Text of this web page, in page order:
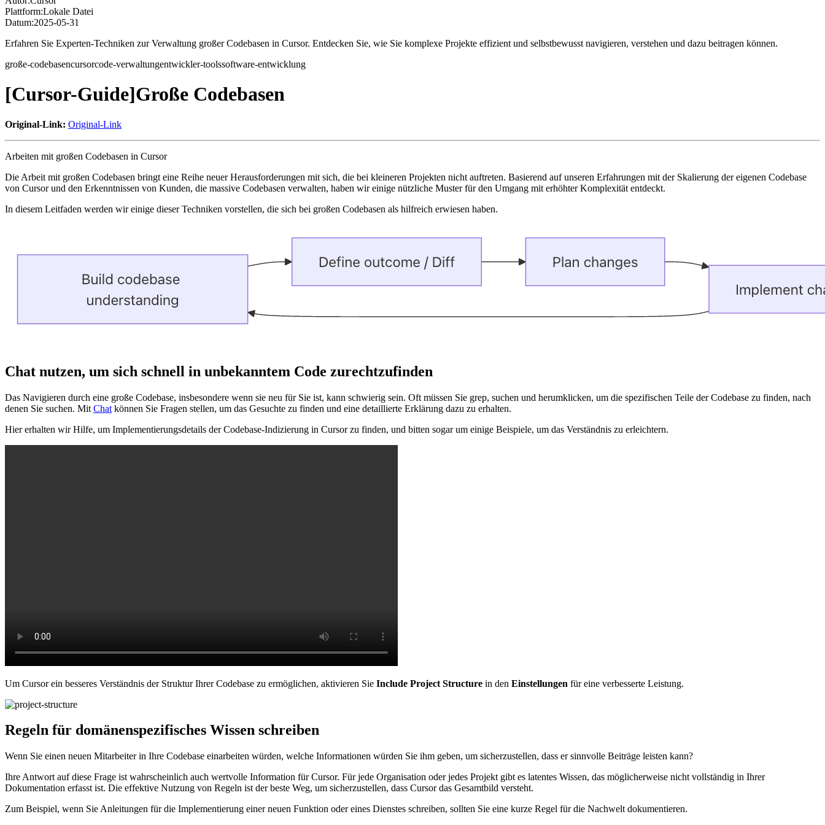
Plattform:Lokale Datei
Datum:2025-05-31
Erfahren Sie Experten-Techniken zur Verwaltung großer Codebasen in Cursor. Entdecken Sie, wie Sie komplexe Projekte effizient und selbstbewusst navigieren, verstehen und dazu beitragen können.
große-codebasencursorcode-verwaltungentwickler-toolssoftware-entwicklung
[Cursor-Guide]Große Codebasen
Original-Link: Original-Link
Arbeiten mit großen Codebasen in Cursor
Die Arbeit mit großen Codebasen bringt eine Reihe neuer Herausforderungen mit sich, die bei kleineren Projekten nicht auftreten. Basierend auf unseren Erfahrungen mit der Skalierung der eigenen Codebase
von Cursor und den Erkenntnissen von Kunden, die massive Codebasen verwalten, haben wir einige nützliche Muster für den Umgang mit erhöhter Komplexität entdeckt.
In diesem Leitfaden werden wir einige dieser Techniken vorstellen, die sich bei großen Codebasen als hilfreich erwiesen haben.
Chat nutzen, um sich schnell in unbekanntem Code zurechtzufinden
Das Navigieren durch eine große Codebase, insbesondere wenn sie neu für Sie ist, kann schwierig sein. Oft müssen Sie grep, suchen und herumklicken, um die spezifischen Teile der Codebase zu finden, nach
denen Sie suchen. Mit Chat können Sie Fragen stellen, um das Gesuchte zu finden und eine detaillierte Erklärung dazu zu erhalten.
Hier erhalten wir Hilfe, um Implementierungsdetails der Codebase-Indizierung in Cursor zu finden, und bitten sogar um einige Beispiele, um das Verständnis zu erleichtern.
Um Cursor ein besseres Verständnis der Struktur Ihrer Codebase zu ermöglichen, aktivieren Sie Include Project Structure in den Einstellungen für eine verbesserte Leistung.
Regeln für domänenspezifisches Wissen schreiben
Wenn Sie einen neuen Mitarbeiter in Ihre Codebase einarbeiten würden, welche Informationen würden Sie ihm geben, um sicherzustellen, dass er sinnvolle Beiträge leisten kann?
Ihre Antwort auf diese Frage ist wahrscheinlich auch wertvolle Information für Cursor. Für jede Organisation oder jedes Projekt gibt es latentes Wissen, das möglicherweise nicht vollständig in Ihrer
Dokumentation erfasst ist. Die effektive Nutzung von Regeln ist der beste Weg, um sicherzustellen, dass Cursor das Gesamtbild versteht.
Zum Beispiel, wenn Sie Anleitungen für die Implementierung einer neuen Funktion oder eines Dienstes schreiben, sollten Sie eine kurze Regel für die Nachwelt dokumentieren.